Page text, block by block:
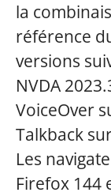
la
référence
versions
NVDA
VoiceOver
Talkback
Les
Firefox 144